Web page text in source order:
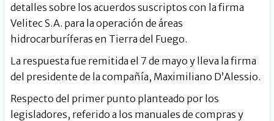
detalles sobre los acuerdos suscriptos con la firma
Velitec S.A. para la operación de áreas
hidrocarburíferas en Tierra del Fuego.
La respuesta fue remitida el 7 de mayo y lleva la firma
del presidente de la compañía, Maximiliano D’Alessio.
Respecto del primer punto planteado por los
legisladores, referido a los manuales de compras y